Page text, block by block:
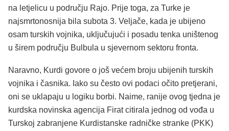
na letjelicu u području Rajo. Prije toga, za Turke je
najsmrtonosnija bila subota 3. Veljače, kada je ubijeno
osam turskih vojnika, uključujući i posadu tenka uništenog
u širem području Bulbula u sjevernom sektoru fronta.
Naravno, Kurdi govore o još većem broju ubijenih turskih
vojnika i časnika. Iako su često ovi podaci očito pretjerani,
oni se uklapaju u logiku borbi. Naime, ranije ovog tjedna je
kurdska novinska agencija Firat citirala jednog od vođa u
Turskoj zabranjene Kurdistanske radničke stranke (PKK)